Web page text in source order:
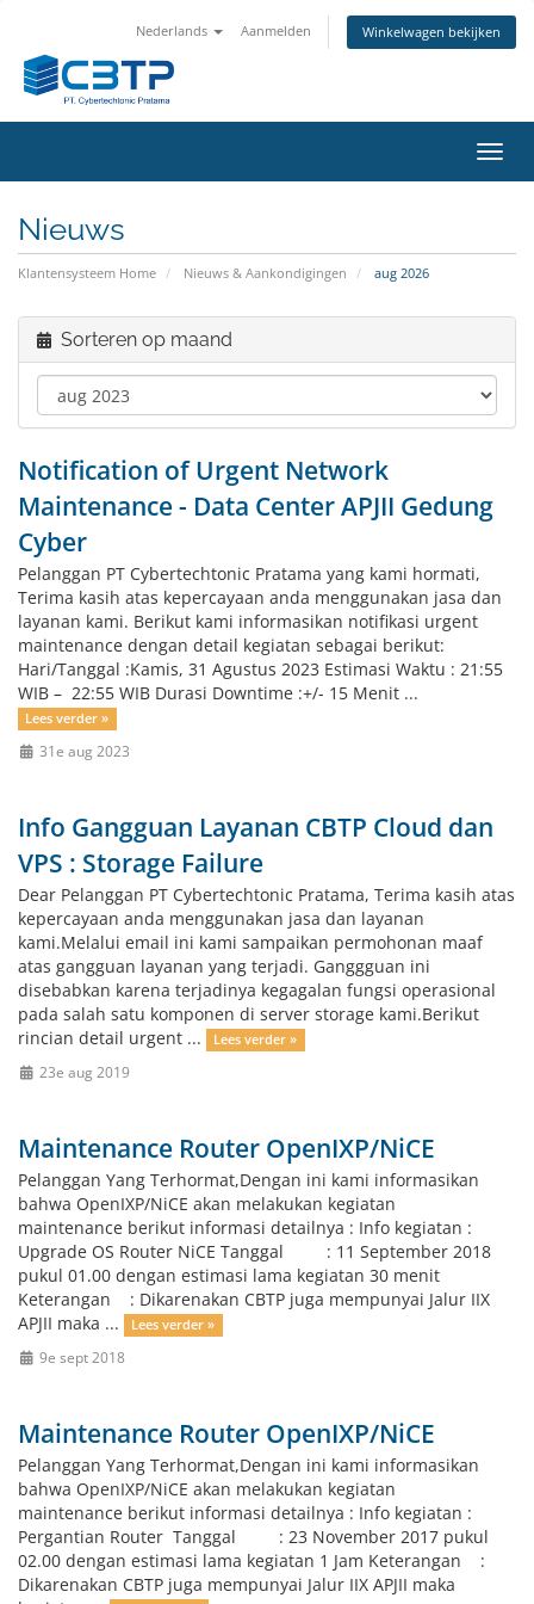
Nederlands Aanmelden Winkelwagen bekijken
in-/
Nieuws
Klantensysteem Home Nieuws & Aankondigingen aug 2026
Sorteren op maand
Notification of Urgent Network
Maintenance - Data Center APJII Gedung
Cyber
Pelanggan PT Cybertechtonic Pratama yang kami hormati,
Terima kasih atas kepercayaan anda menggunakan jasa dan
layanan kami. Berikut kami informasikan notifikasi urgent
maintenance dengan detail kegiatan sebagai berikut:
Hari/Tanggal :Kamis, 31 Agustus 2023 Estimasi Waktu : 21:55
WIB – 22:55 WIB Durasi Downtime :+/- 15 Menit ...
Lees verder »
31e aug 2023
Info Gangguan Layanan CBTP Cloud dan
VPS : Storage Failure
Dear Pelanggan PT Cybertechtonic Pratama, Terima kasih atas
kepercayaan anda menggunakan jasa dan layanan
kami.Melalui email ini kami sampaikan permohonan maaf
atas gangguan layanan yang terjadi. Ganggguan ini
disebabkan karena terjadinya kegagalan fungsi operasional
pada salah satu komponen di server storage kami.Berikut
rincian detail urgent ...
Lees verder »
23e aug 2019
Maintenance Router OpenIXP/NiCE
Pelanggan Yang Terhormat,Dengan ini kami informasikan
bahwa OpenIXP/NiCE akan melakukan kegiatan
maintenance berikut informasi detailnya : Info kegiatan :
Upgrade OS Router NiCE Tanggal : 11 September 2018
pukul 01.00 dengan estimasi lama kegiatan 30 menit
Keterangan : Dikarenakan CBTP juga mempunyai Jalur IIX
APJII maka ...
Lees verder »
9e sept 2018
Maintenance Router OpenIXP/NiCE
Pelanggan Yang Terhormat,Dengan ini kami informasikan
bahwa OpenIXP/NiCE akan melakukan kegiatan
maintenance berikut informasi detailnya : Info kegiatan :
Pergantian Router Tanggal : 23 November 2017 pukul
02.00 dengan estimasi lama kegiatan 1 Jam Keterangan :
Dikarenakan CBTP juga mempunyai Jalur IIX APJII maka